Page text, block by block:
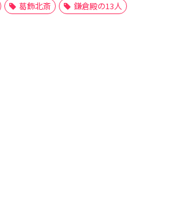
葛飾北斎 鎌倉殿の13人